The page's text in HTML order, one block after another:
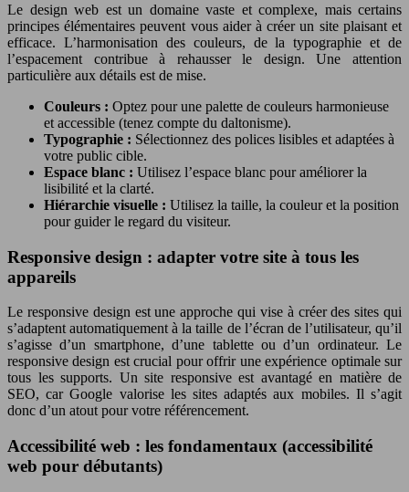
Le design web est un domaine vaste et complexe, mais certains
principes élémentaires peuvent vous aider à créer un site plaisant et
efficace. L’harmonisation des couleurs, de la typographie et de
l’espacement contribue à rehausser le design. Une attention
particulière aux détails est de mise.
Couleurs : Optez pour une palette de couleurs harmonieuse
et accessible (tenez compte du daltonisme).
Typographie : Sélectionnez des polices lisibles et adaptées à
votre public cible.
Espace blanc : Utilisez l’espace blanc pour améliorer la
lisibilité et la clarté.
Hiérarchie visuelle : Utilisez la taille, la couleur et la position
pour guider le regard du visiteur.
Responsive design : adapter votre site à tous les
appareils
Le responsive design est une approche qui vise à créer des sites qui
s’adaptent automatiquement à la taille de l’écran de l’utilisateur, qu’il
s’agisse d’un smartphone, d’une tablette ou d’un ordinateur. Le
responsive design est crucial pour offrir une expérience optimale sur
tous les supports. Un site responsive est avantagé en matière de
SEO, car Google valorise les sites adaptés aux mobiles. Il s’agit
donc d’un atout pour votre référencement.
Accessibilité web : les fondamentaux (accessibilité
web pour débutants)